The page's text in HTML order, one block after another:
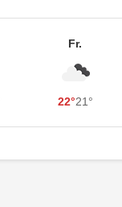
Fr.
22°21°